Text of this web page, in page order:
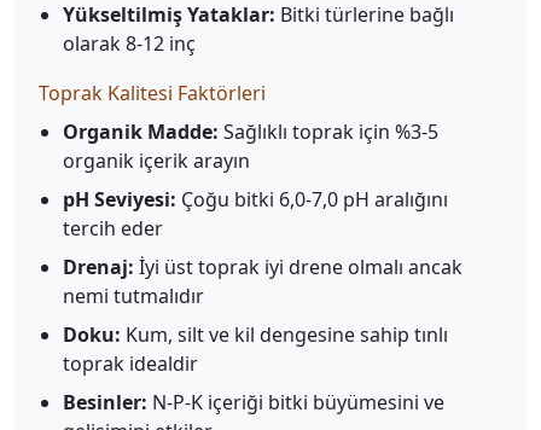
Yükseltilmiş Yataklar: Bitki türlerine bağlı
olarak 8-12 inç
Toprak Kalitesi Faktörleri
Organik Madde: Sağlıklı toprak için %3-5
organik içerik arayın
pH Seviyesi: Çoğu bitki 6,0-7,0 pH aralığını
tercih eder
Drenaj: İyi üst toprak iyi drene olmalı ancak
nemi tutmalıdır
Doku: Kum, silt ve kil dengesine sahip tınlı
toprak idealdir
Besinler: N-P-K içeriği bitki büyümesini ve